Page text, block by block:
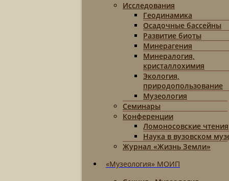
Исследования
Геодинамика
Осадочные бассейны
Развитие биоты
Минерагения
Минералогия,
кристаллохимия
Экология,
природопользование
Музеология
Семинары
Конференции
Ломоносовские чтения
Наука в вузовском
Журнал «Жизнь Земли»
«Музеология» МОИП